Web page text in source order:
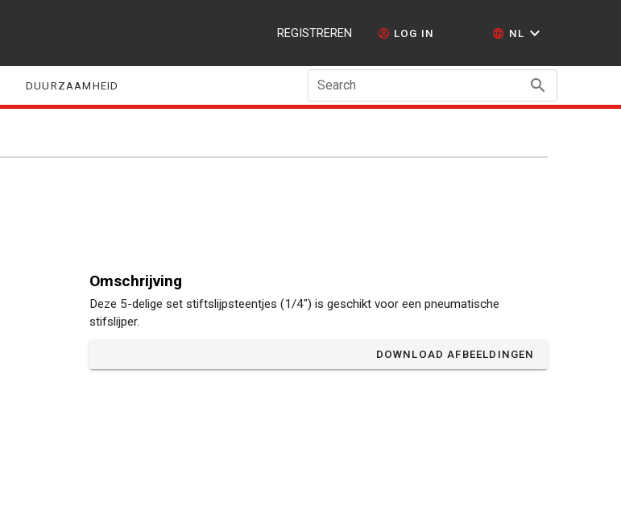
REGISTREREN LOG IN NL
DUURZAAMHEID Search
Omschrijving
Deze 5-delige set stiftslijpsteentjes (1/4") is geschikt voor een pneumatische
stifslijper.
DOWNLOAD AFBEELDINGEN